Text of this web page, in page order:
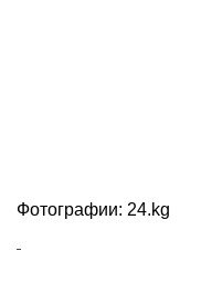
Фотографии: 24.kg